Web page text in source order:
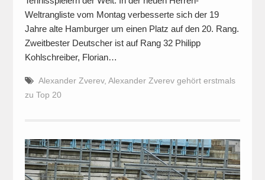
Weltrangliste vom Montag verbesserte sich der 19
Jahre alte Hamburger um einen Platz auf den 20. Rang.
Zweitbester Deutscher ist auf Rang 32 Philipp
Kohlschreiber, Florian…
Alexander Zverev, Alexander Zverev gehört erstmals
zu Top 20